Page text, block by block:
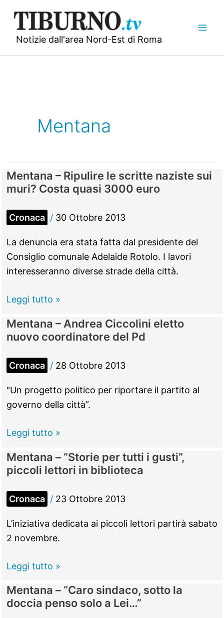
contenuto
Notizie dall'area Nord-Est di Roma
Mentana
Mentana – Ripulire le scritte naziste sui
muri? Costa quasi 3000 euro
Cronaca / 30 Ottobre 2013
La denuncia era stata fatta dal presidente del
Consiglio comunale Adelaide Rotolo. I lavori
interesseranno diverse strade della città.
Mentana
Ripulire
le
scritte
naziste
sui
muri?
quasi
euro
Leggi tutto »
Mentana – Andrea Ciccolini eletto
nuovo coordinatore del Pd
Cronaca / 28 Ottobre 2013
“Un progetto politico per riportare il partito al
governo della città”.
Mentana
Andrea
Ciccolini
eletto
nuovo
coordinatore
del
Leggi tutto »
Mentana – “Storie per tutti i gusti”,
piccoli lettori in biblioteca
Cronaca / 23 Ottobre 2013
L’iniziativa dedicata ai piccoli lettori partirà sabato
2 novembre.
Mentana
“Storie
per
Leggi tutto »
Mentana – “Caro sindaco, sotto la
doccia penso solo a Lei…”